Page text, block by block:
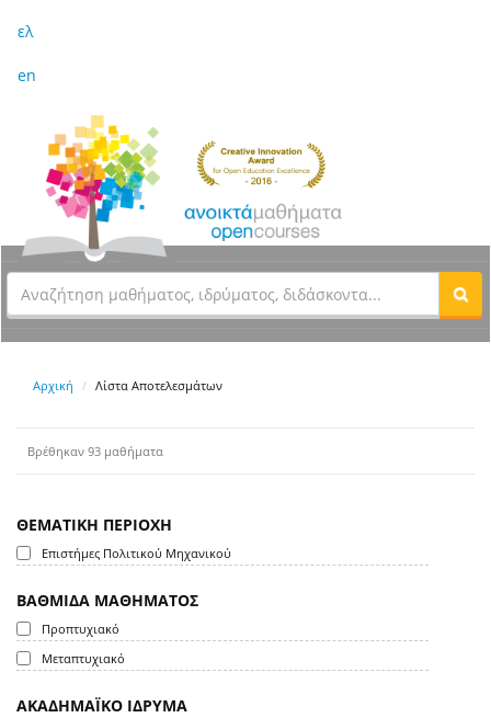
ελ
en
Αρχική Λίστα Αποτελεσμάτων
Βρέθηκαν 93 μαθήματα
ΘΕΜΑΤΙΚΗ ΠΕΡΙΟΧΗ
Επιστήμες Πολιτικού Μηχανικού
ΒΑΘΜΙΔΑ ΜΑΘΗΜΑΤΟΣ
Προπτυχιακό
Μεταπτυχιακό
ΑΚΑΔΗΜΑΪΚΟ ΙΔΡΥΜΑ